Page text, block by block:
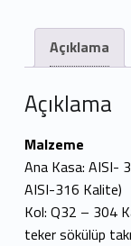
Açıklama
Açıklama
Malzeme
Ana Kasa: AISI-
AISI-316 Kalite)
Kol: Q32 – 304
teker sökülüp